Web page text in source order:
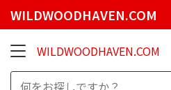
WILDWOODHAVEN.COM
WILDWOODHAVEN.COM